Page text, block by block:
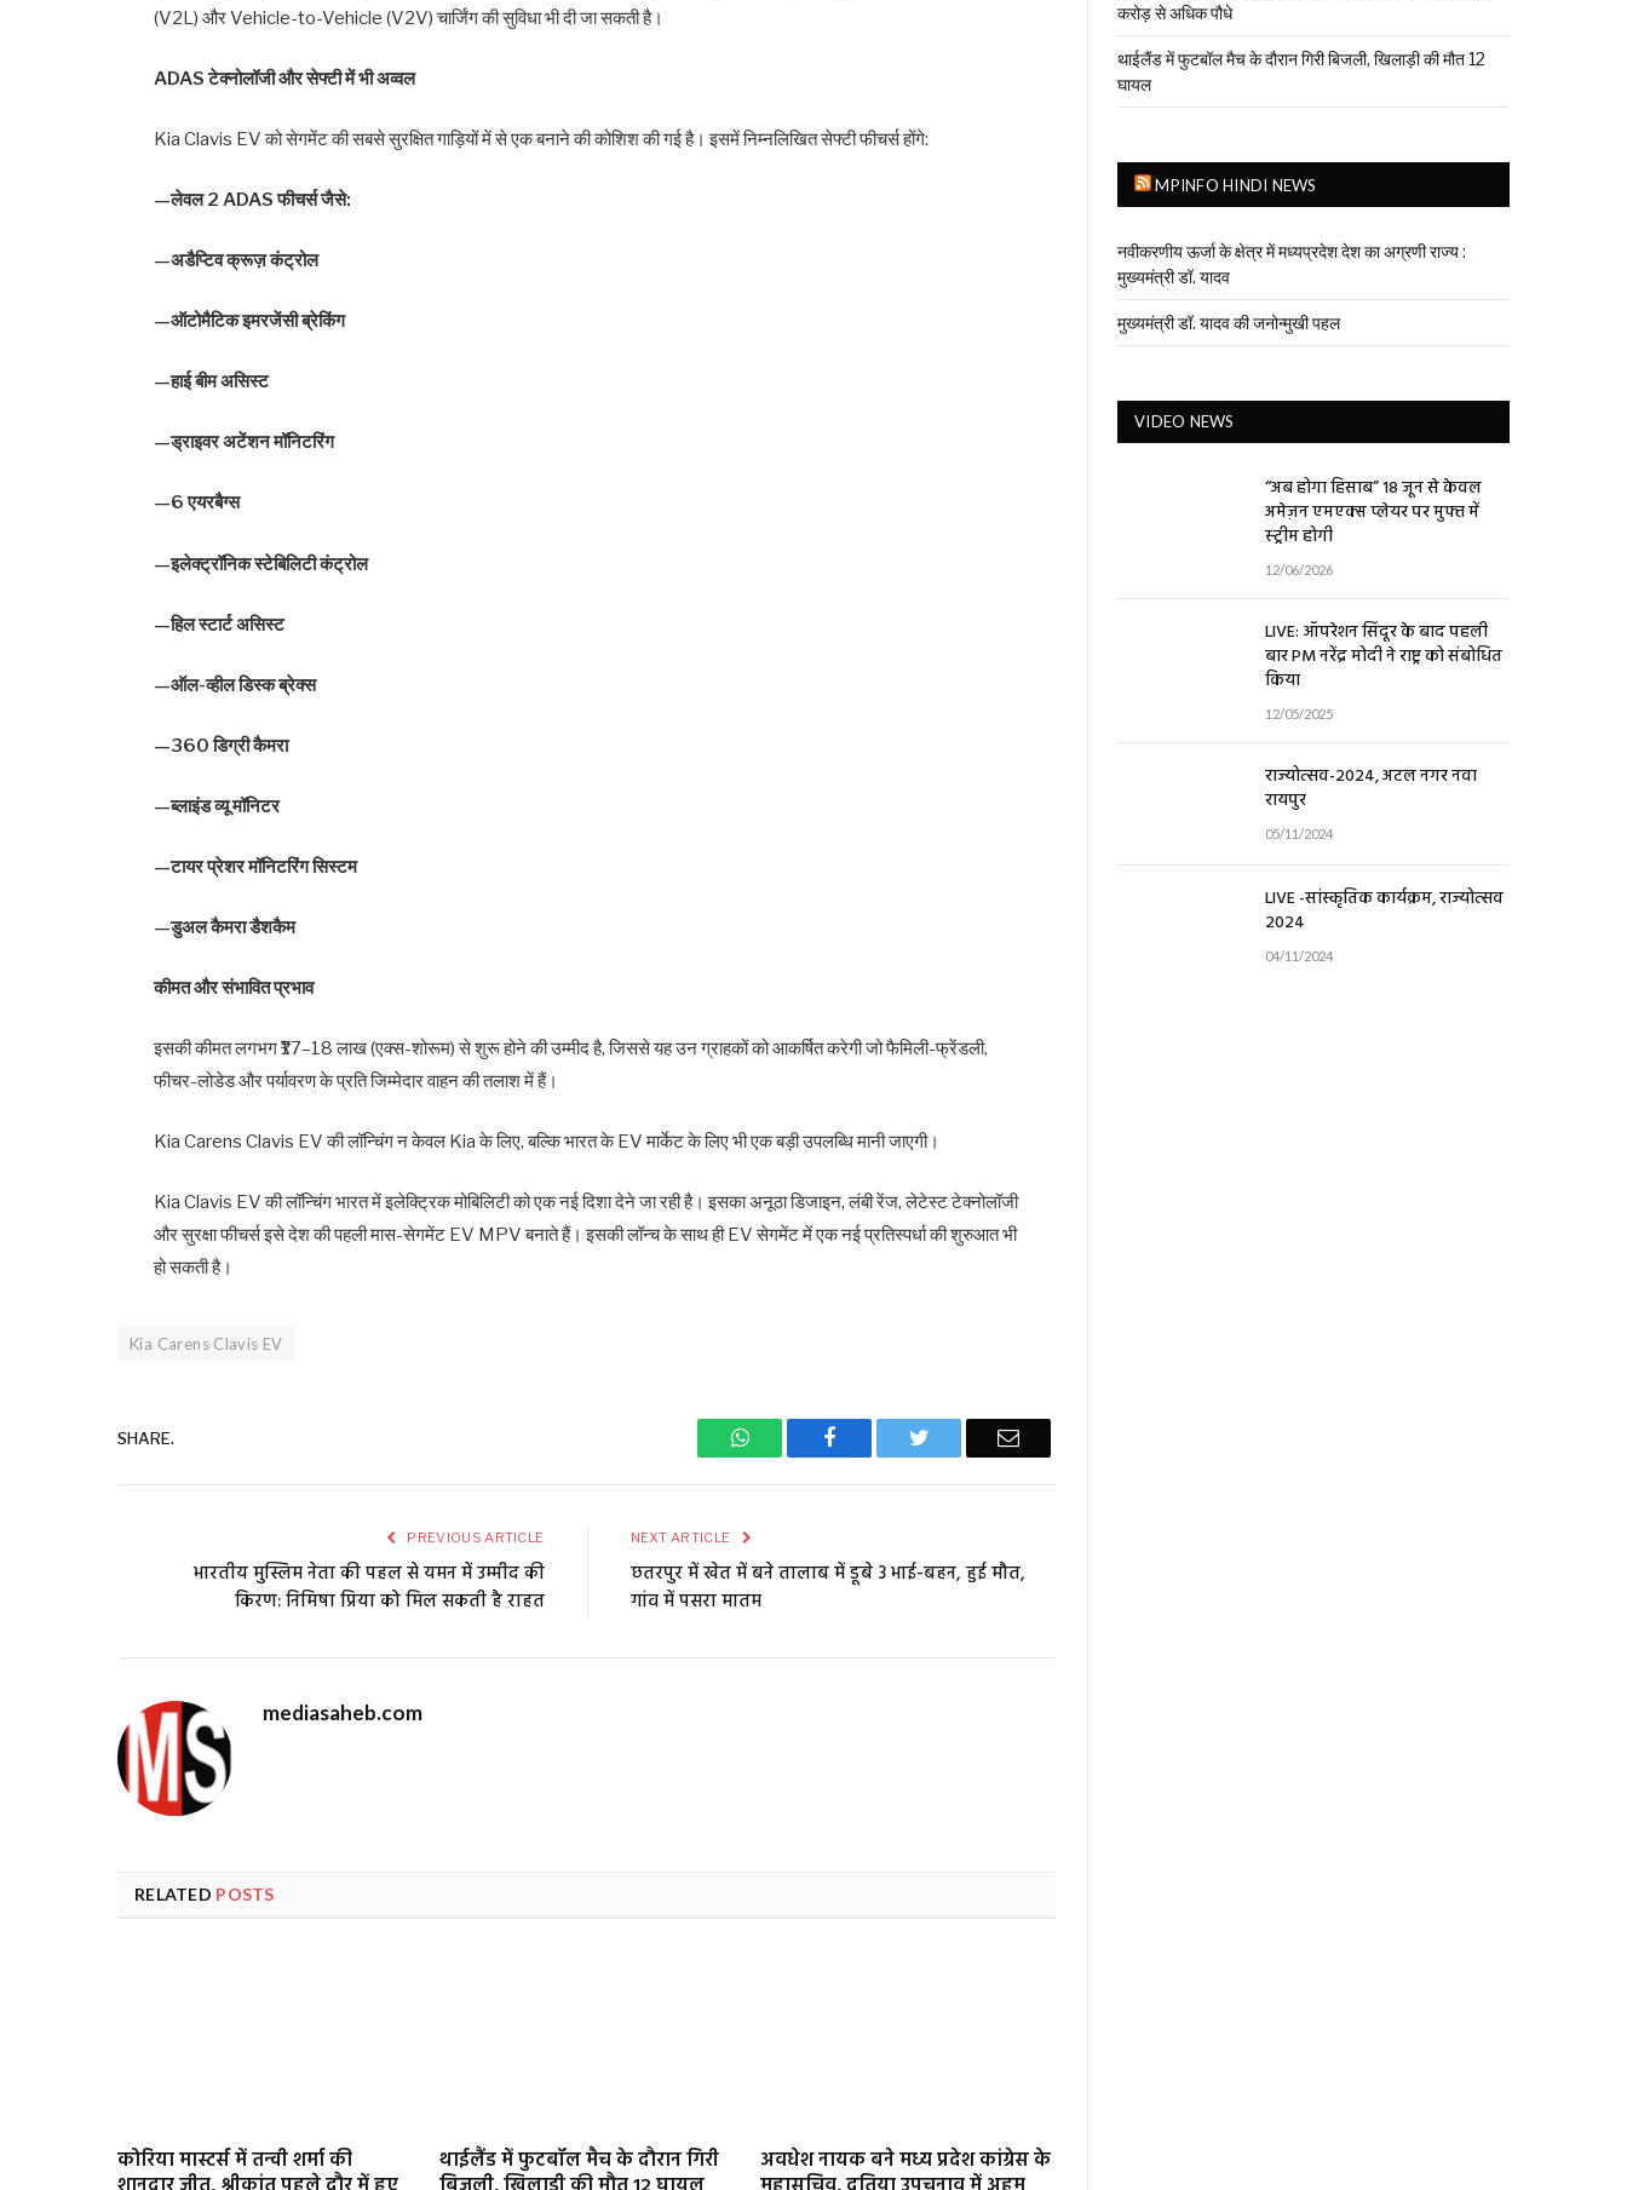
(V2L) और Vehicle-to-Vehicle (V2V) चार्जिंग की सुविधा भी दी जा सकती है।
ADAS टेक्नोलॉजी और सेफ्टी में भी अव्वल
Kia Clavis EV को सेगमेंट की सबसे सुरक्षित गाड़ियों में से एक बनाने की कोशिश की गई है। इसमें निम्नलिखित सेफ्टी फीचर्स होंगे:
—लेवल 2 ADAS फीचर्स जैसे:
—अडैप्टिव क्रूज़ कंट्रोल
—ऑटोमैटिक इमरजेंसी ब्रेकिंग
—हाई बीम असिस्ट
—ड्राइवर अटेंशन मॉनिटरिंग
—6 एयरबैग्स
—इलेक्ट्रॉनिक स्टेबिलिटी कंट्रोल
—हिल स्टार्ट असिस्ट
—ऑल-व्हील डिस्क ब्रेक्स
—360 डिग्री कैमरा
—ब्लाइंड व्यू मॉनिटर
—टायर प्रेशर मॉनिटरिंग सिस्टम
—डुअल कैमरा डैशकैम
कीमत और संभावित प्रभाव
इसकी कीमत लगभग ₹17–18 लाख (एक्स-शोरूम) से शुरू होने की उम्मीद है, जिससे यह उन ग्राहकों को आकर्षित करेगी जो फैमिली-फ्रेंडली,
फीचर-लोडेड और पर्यावरण के प्रति जिम्मेदार वाहन की तलाश में हैं।
Kia Carens Clavis EV की लॉन्चिंग न केवल Kia के लिए, बल्कि भारत के EV मार्केट के लिए भी एक बड़ी उपलब्धि मानी जाएगी।
Kia Clavis EV की लॉन्चिंग भारत में इलेक्ट्रिक मोबिलिटी को एक नई दिशा देने जा रही है। इसका अनूठा डिजाइन, लंबी रेंज, लेटेस्ट टेक्नोलॉजी
और सुरक्षा फीचर्स इसे देश की पहली मास-सेगमेंट EV MPV बनाते हैं। इसकी लॉन्च के साथ ही EV सेगमेंट में एक नई प्रतिस्पर्धा की शुरुआत भी
हो सकती है।
Kia Carens Clavis EV
SHARE. WhatsAppFacebook Twitter Email
PREVIOUS ARTICLE
भारतीय मुस्लिम नेता की पहल से यमन में उम्मीद की
किरण: निमिषा प्रिया को मिल सकती है राहत
NEXT ARTICLE
छतरपुर में खेत में बने तालाब में डूबे 3 भाई-बहन, हुई मौत,
गांव में पसरा मातम
mediasaheb.com
RELATED POSTS
कोरिया मास्टर्स में तन्वी शर्मा की
थाईलैंड में फुटबॉल मैच के दौरान गिरी
अवधेश नायक बने मध्य प्रदेश कांग्रेस के
करोड़ से अधिक पौधे
थाईलैंड में फुटबॉल मैच के दौरान गिरी बिजली, खिलाड़ी की मौत 12
घायल
MPINFO HINDI NEWS
नवीकरणीय ऊर्जा के क्षेत्र में मध्यप्रदेश देश का अग्रणी राज्य :
मुख्यमंत्री डॉ. यादव
मुख्यमंत्री डॉ. यादव की जनोन्मुखी पहल
VIDEO NEWS
“अब होगा हिसाब” 18 जून से केवल
अमेज़न एमएक्स प्लेयर पर मुफ्त में
स्ट्रीम होगी
12/06/2026
LIVE: ऑपरेशन सिंदूर के बाद पहली
बार PM नरेंद्र मोदी ने राष्ट्र को संबोधित
किया
12/05/2025
राज्योत्सव-2024, अटल नगर नवा
रायपुर
05/11/2024
LIVE -सांस्कृतिक कार्यक्रम, राज्योत्सव
2024
04/11/2024